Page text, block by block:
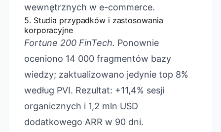
wewnętrznych w e-commerce.
5. Studia przypadków i zastosowania
korporacyjne
Fortune 200 FinTech. Ponownie
oceniono 14 000 fragmentów bazy
wiedzy; zaktualizowano jedynie top 8%
według PVI. Rezultat: +11,4% sesji
organicznych i 1,2 mln USD
dodatkowego ARR w 90 dni.